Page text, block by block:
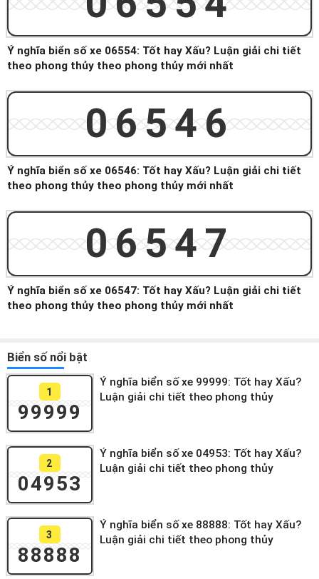
Ý nghĩa biển số xe 06554: Tốt hay Xấu? Luận giải chi tiết
theo phong thủy theo phong thủy mới nhất
06546
Ý nghĩa biển số xe 06546: Tốt hay Xấu? Luận giải chi tiết
theo phong thủy theo phong thủy mới nhất
06547
Ý nghĩa biển số xe 06547: Tốt hay Xấu? Luận giải chi tiết
theo phong thủy theo phong thủy mới nhất
Biển số nổi bật
1
99999
Ý nghĩa biển số xe 99999: Tốt hay Xấu?
Luận giải chi tiết theo phong thủy
2
04953
Ý nghĩa biển số xe 04953: Tốt hay Xấu?
Luận giải chi tiết theo phong thủy
3
88888
Ý nghĩa biển số xe 88888: Tốt hay Xấu?
Luận giải chi tiết theo phong thủy